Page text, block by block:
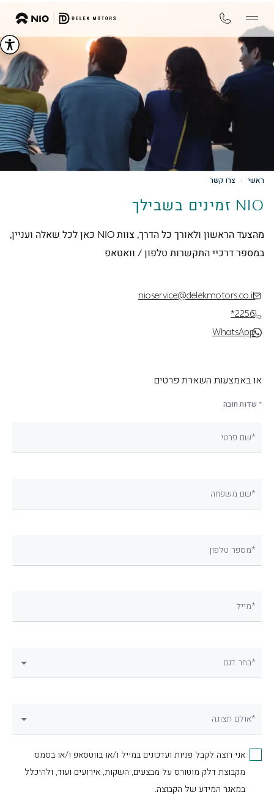
ראשי צרו קשר
NIO זמינים בשבילך
מהצעד הראשון ולאורך כל הדרך, צוות NIO כאן לכל שאלה ועניין,
במספר דרכיי התקשרות טלפון / וואטאפ
WhatsApp
*2256
nioservice@delekmotors.co.il
או באמצעות השארת פרטים
* שדות חובה
שם פרטי*
שם משפחה*
מספר טלפון*
מייל*
בחר דגם*
אולם תצוגה*
אני רוצה לקבל פניות ועדכונים במייל ו/או בווטסאפ ו/או בסמס
מקבוצת דלק מוטורס על מבצעים, השקות, אירועים ועוד, ולהיכלל
במאגר המידע של הקבוצה.